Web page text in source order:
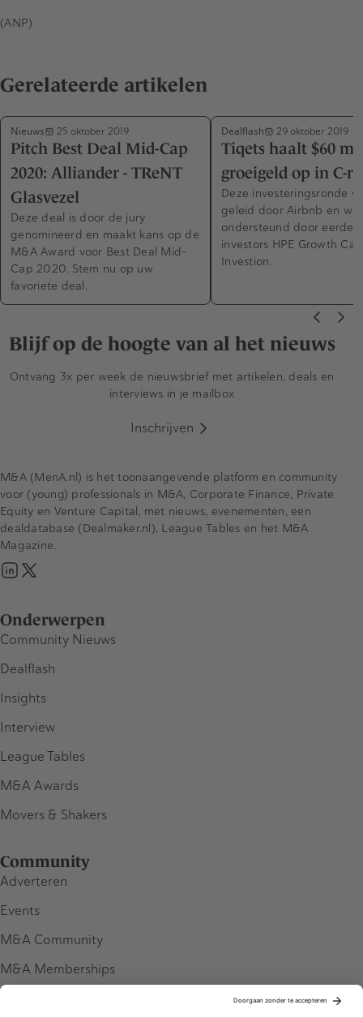
(ANP)
Gerelateerde artikelen
Nieuws 25 oktober 2019
Pitch Best Deal Mid-Cap
2020: Alliander - TReNT
Glasvezel
Deze deal is door de jury
genomineerd en maakt kans op de
M&A Award voor Best Deal Mid-
Cap 2020. Stem nu op uw
favoriete deal.
Dealflash 29 oktober 2019
Tiqets haalt $60
groeigeld op in C-
Deze investeringsronde
geleid door Airbnb en
ondersteund door
investors HPE Growth
Investion.
Blijf op de hoogte van al het nieuws
Ontvang 3x per week de nieuwsbrief met artikelen, deals en
interviews in je mailbox
Inschrijven
Onderwerpen
Community Nieuws
Dealflash
Insights
Interview
League Tables
M&A Awards
Movers & Shakers
Community
Adverteren
Events
M&A Community
M&A Memberships
M&A (MenA.nl) is het toonaangevende platform en community
voor (young) professionals in M&A, Corporate Finance, Private
Equity en Venture Capital, met nieuws, evenementen, een
dealdatabase (Dealmaker.nl), League Tables en het M&A
Magazine.